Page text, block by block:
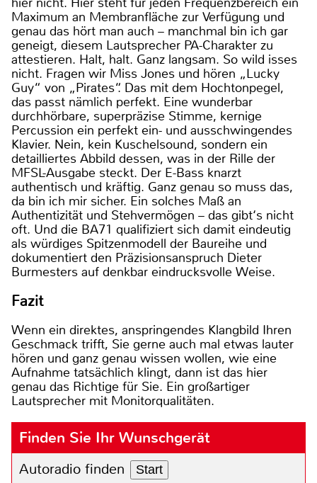
Maximum an Membranfläche zur Verfügung und
genau das hört man auch – manchmal bin ich gar
geneigt, diesem Lautsprecher PA-Charakter zu
attestieren. Halt, halt. Ganz langsam. So wild isses
nicht. Fragen wir Miss Jones und hören „Lucky
Guy“ von „Pirates“. Das mit dem Hochtonpegel,
das passt nämlich perfekt. Eine wunderbar
durchhörbare, superpräzise Stimme, kernige
Percussion ein perfekt ein- und ausschwingendes
Klavier. Nein, kein Kuschelsound, sondern ein
detailliertes Abbild dessen, was in der Rille der
MFSL-Ausgabe steckt. Der E-Bass knarzt
authentisch und kräftig. Ganz genau so muss das,
da bin ich mir sicher. Ein solches Maß an
Authentizität und Stehvermögen – das gibt‘s nicht
oft. Und die BA71 qualifiziert sich damit eindeutig
als würdiges Spitzenmodell der Baureihe und
dokumentiert den Präzisionsanspruch Dieter
Burmesters auf denkbar eindrucksvolle Weise.
Fazit
Wenn ein direktes, anspringendes Klangbild Ihren
Geschmack trifft, Sie gerne auch mal etwas lauter
hören und ganz genau wissen wollen, wie eine
Aufnahme tatsächlich klingt, dann ist das hier
genau das Richtige für Sie. Ein großartiger
Lautsprecher mit Monitorqualitäten.
Finden Sie Ihr Wunschgerät
Autoradio finden Start